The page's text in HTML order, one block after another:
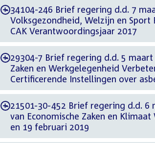
-34104-246 Brief regering d.d. 7
Volksgezondheid, Welzijn en
CAK Verantwoordingsjaar 2017
-29304-7 Brief regering d.d. 5
Zaken en Werkgelegenheid
Certificerende Instellingen over
-21501-30-452 Brief regering d.d. 6
van Economische Zaken en
en 19 februari 2019